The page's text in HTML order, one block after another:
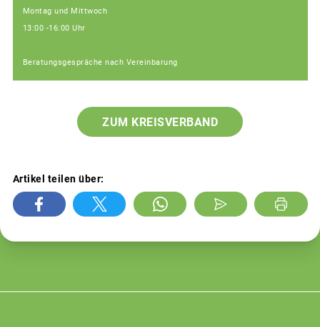
Montag und Mittwoch
13:00 -16:00 Uhr
Beratungsgespräche nach Vereinbarung
ZUM KREISVERBAND
Artikel teilen über: